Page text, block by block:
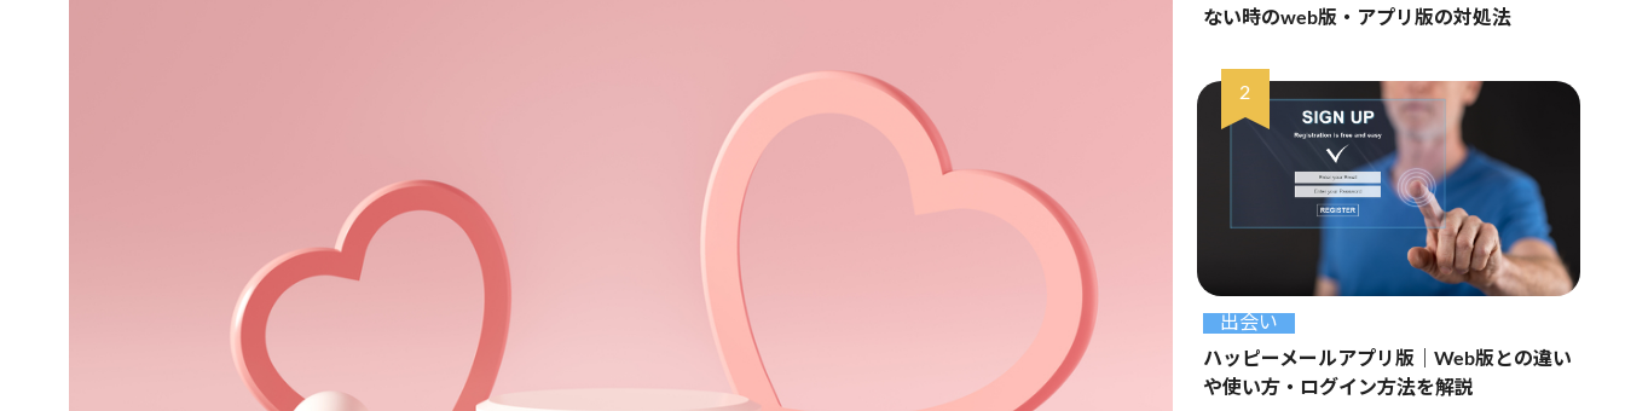
ない時のweb版・アプリ版の対処法
出会い
ハッピーメールアプリ版｜Web版との違い
や使い方・ログイン方法を解説